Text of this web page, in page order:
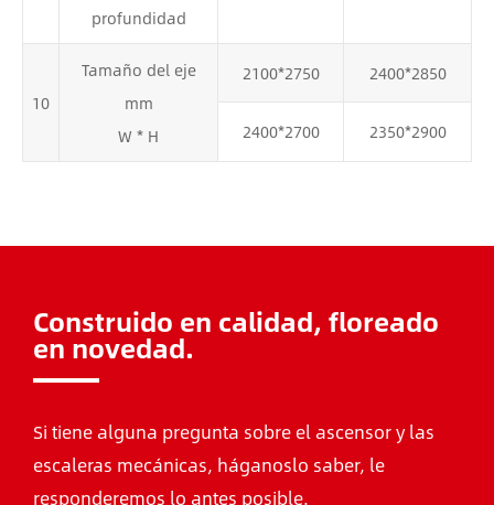
profundidad
10
Tamaño del eje
mm
W * H
2100*2750 2400*2850
2400*2700 2350*2900
Construido en calidad, floreado
en novedad.
Si tiene alguna pregunta sobre el ascensor y las
escaleras mecánicas, háganoslo saber, le
responderemos lo antes posible.